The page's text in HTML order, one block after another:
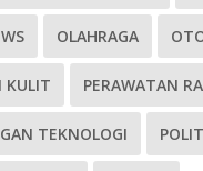
OLAHRAGA
KULIT PERAWATAN
TEKNOLOGI